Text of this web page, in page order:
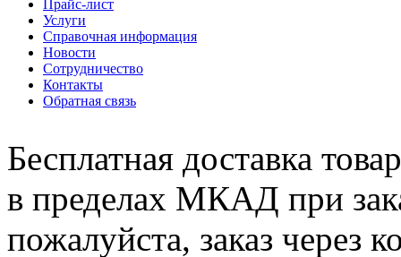
Прайс-лист
Услуги
Справочная информация
Новости
Сотрудничество
Контакты
Обратная связь
Бесплатная доставка
в пределах МКАД при
пожалуйста, заказ через